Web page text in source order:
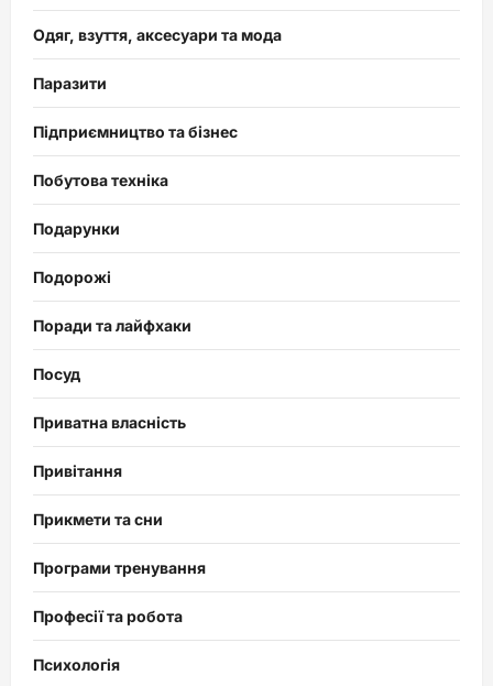
Одяг, взуття, аксесуари та мода
Паразити
Підприємництво та бізнес
Побутова техніка
Подарунки
Подорожі
Поради та лайфхаки
Посуд
Приватна власність
Привітання
Прикмети та сни
Програми тренування
Професії та робота
Психологія